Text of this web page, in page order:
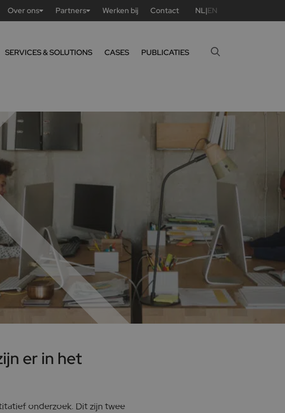
Over ons Partners Werken bij Contact NL|EN
SERVICES & SOLUTIONS CASES PUBLICATIES
er in het
onderzoek. Dit zijn twee